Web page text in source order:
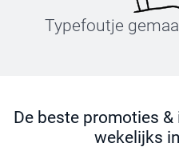
Typefoutje
De beste promoties
wekelijks